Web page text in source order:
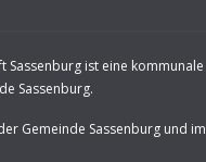
Sassenburg ist eine kommunale
Sassenburg.
der Gemeinde Sassenburg und im